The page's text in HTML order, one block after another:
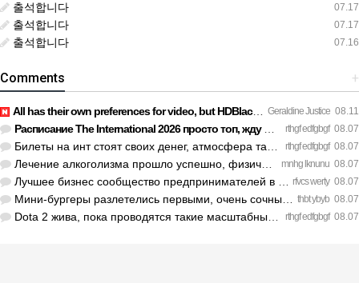
07.17
출석합니다
07.17
출석합니다
07.16
출석합니다
+
Comments
Geraldine Justice 08.11
All has their own preferences for video, but HDBlackAss has …
rthgf edfgbgf 08.07
Расписание The International 2026 просто топ, жду финал! htt…
rthgf edfgbgf 08.07
Билеты на инт стоят своих денег, атмосфера там просто непере…
mnhg lknunu 08.07
Лечение алкоголизма прошло успешно, физической тяги больше н…
rfvcs werty 08.07
Лучшее бизнес сообщество предпринимателей в Санкт-Петербурге…
thbt ybyb 08.07
Мини-бургеры разлетелись первыми, очень сочные. https://inte…
rthgf edfgbgf 08.07
Dota 2 жива, пока проводятся такие масштабные турниры. https…